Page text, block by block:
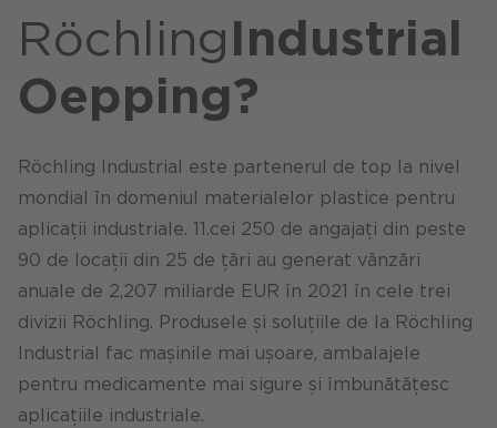
RöchlingIndustrial
Oepping?
Röchling Industrial este partenerul de top la nivel
mondial în domeniul materialelor plastice pentru
aplicații industriale. 11.cei 250 de angajați din peste
90 de locații din 25 de țări au generat vânzări
anuale de 2,207 miliarde EUR în 2021 în cele trei
divizii Röchling. Produsele și soluțiile de la Röchling
Industrial fac mașinile mai ușoare, ambalajele
pentru medicamente mai sigure și îmbunătățesc
aplicațiile industriale.